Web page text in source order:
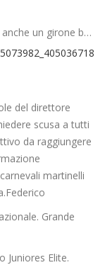
un girone b…
del direttore
scusa a tutti
da raggiungere
martinelli
Grande
Juniores Elite.